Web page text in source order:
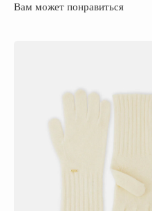
Вам может понравиться